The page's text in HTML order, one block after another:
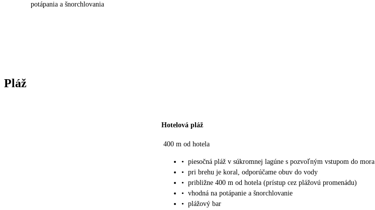
potápania a šnorchlovania
Pláž
Hotelová pláž
400 m od hotela
• piesočná pláž v súkromnej lagúne s pozvoľným vstupom do mora
• pri brehu je koral, odporúčame obuv do vody
• približne 400 m od hotela (prístup cez plážovú promenádu)
• vhodná na potápanie a šnorchlovanie
• plážový bar